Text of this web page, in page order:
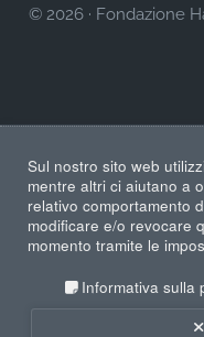
© 2026 · Fondazione
Sul nostro sito web
mentre altri ci aiutano a
relativo comportamento
modificare e/o revocare
momento tramite le
Informativa sulla